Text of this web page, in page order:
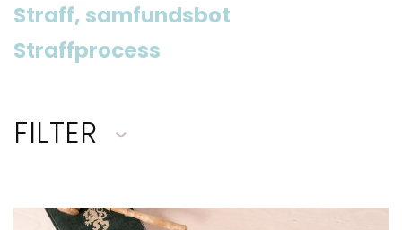
Straff, samfundsbot
Straffprocess
FILTER